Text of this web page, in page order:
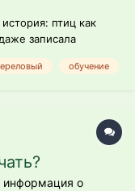
птиц как
записала
1,5 метра.обучение
о